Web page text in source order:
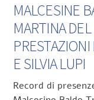
MALCESINE
MARTINA
E SILVIA LUPI
Record di